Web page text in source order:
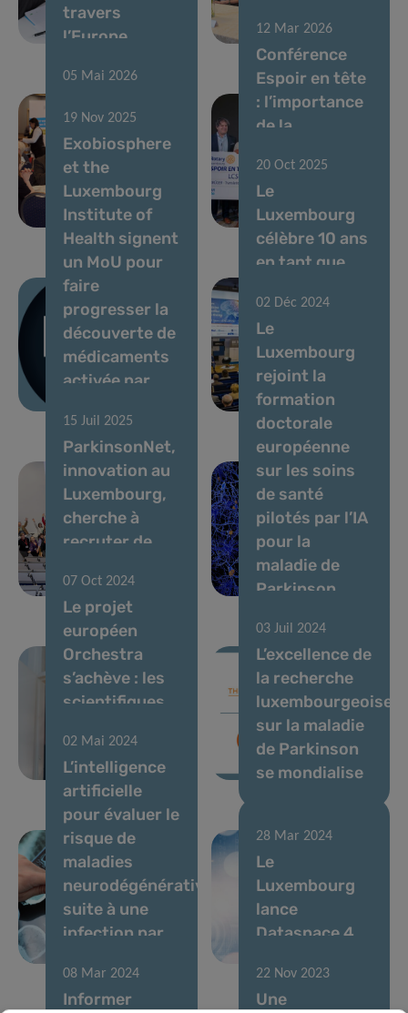
travers
l’Europe
de Parkinson
05 Mai 2026
World Café :
célébrer une
décennie de
progrès au
Luxembourg
12 Mar 2026
Conférence
Espoir en tête
: l’importance
de la
dans la
recherche sur
le cerveau
19 Nov 2025
Exobiosphere
et the
Luxembourg
Institute of
Health signent
un MoU pour
faire
progresser la
découverte de
médicaments
activée par
20 Oct 2025
Le
Luxembourg
célèbre 10 ans
en tant que
recherche de
renommée
mondiale sur
la maladie de
Parkinson
15 Juil 2025
ParkinsonNet,
innovation au
Luxembourg,
cherche à
recruter de
membres
02 Déc 2024
Le
Luxembourg
rejoint la
formation
doctorale
européenne
sur les soins
de santé
pilotés par l’IA
pour la
maladie de
Parkinson
07 Oct 2024
Le projet
européen
Orchestra
s’achève : les
scientifiques
contre les
pandémies
03 Juil 2024
L’excellence de
la recherche
luxembourgeoise
sur la maladie
de Parkinson
se mondialise
02 Mai 2024
L’intelligence
artificielle
pour évaluer le
risque de
maladies
neurodégénératives
suite à une
infection par
28 Mar 2024
Le
Luxembourg
lance
Dataspace 4
08 Mar 2024
Informer
22 Nov 2023
Une